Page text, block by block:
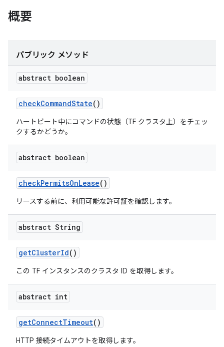
概要
パブリック メソッド
abstract boolean
checkCommandState()
ハートビート中にコマンドの状態（TF クラスタ上）をチェッ
クするかどうか。
abstract boolean
checkPermitsOnLease()
リースする前に、利用可能な許可証を確認します。
abstract String
getClusterId()
この TF インスタンスのクラスタ ID を取得します。
abstract int
getConnectTimeout()
HTTP 接続タイムアウトを取得します。